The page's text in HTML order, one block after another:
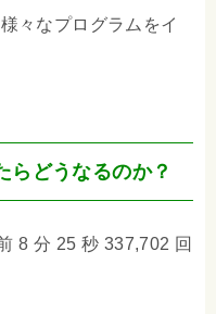
々なプログラムをイ
らどうなるのか？
8 分 25 秒 337,702 回